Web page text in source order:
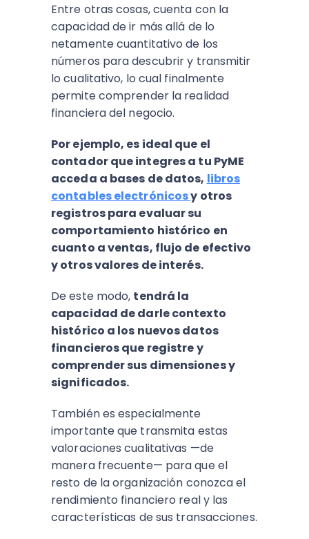
Entre otras cosas, cuenta con la
capacidad de ir más allá de lo
netamente cuantitativo de los
números para descubrir y transmitir
lo cualitativo, lo cual finalmente
permite comprender la realidad
financiera del negocio.
Por ejemplo, es ideal que el
contador que integres a tu PyME
acceda a bases de datos, libros
contables electrónicosy otros
registros para evaluar su
comportamiento histórico en
cuanto a ventas, flujo de efectivo
y otros valores de interés.
De este modo, tendrá la
capacidad de darle contexto
histórico a los nuevos datos
financieros que registre y
comprender sus dimensiones y
significados.
También es especialmente
importante que transmita estas
valoraciones cualitativas —de
manera frecuente— para que el
resto de la organización conozca el
rendimiento financiero real y las
características de sus transacciones.